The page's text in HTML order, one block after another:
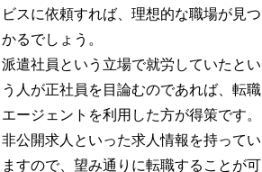
ビスに依頼すれば、理想的な職場が見つ
かるでしょう。
派遣社員という立場で就労していたとい
う人が正社員を目論むのであれば、転職
エージェントを利用した方が得策です。
非公開求人といった求人情報を持ってい
ますので、望み通りに転職することが可